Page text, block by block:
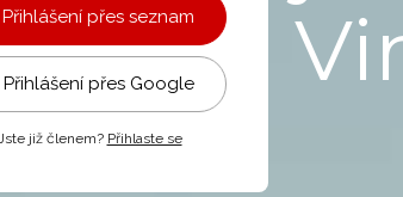
Přihlášení přes seznam
Přihlášení přes Google
Jste již členem? Přihlaste se